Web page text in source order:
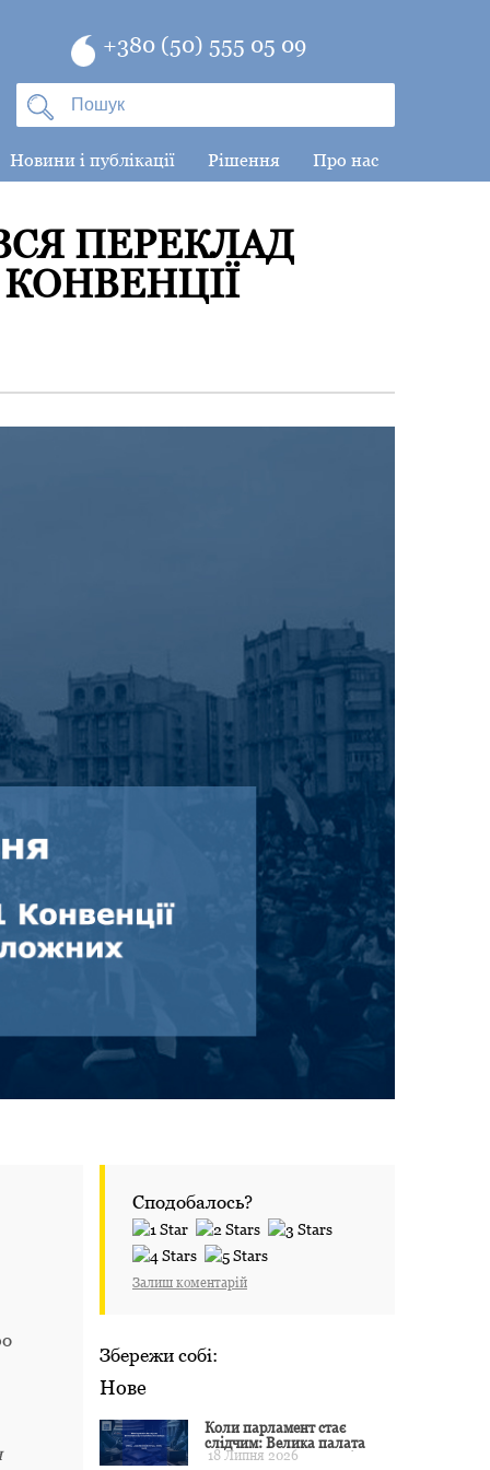
+380 (50) 555 05 09
Новини і публікації Рішення Про нас
ПЕРЕКЛАД
Сподобалось?
Залиш коментарій
Збережи собі:
Нове
Коли парламент стає
слідчим: Велика палата
ЄСПЛ окреслила межі
18 Липня 2026